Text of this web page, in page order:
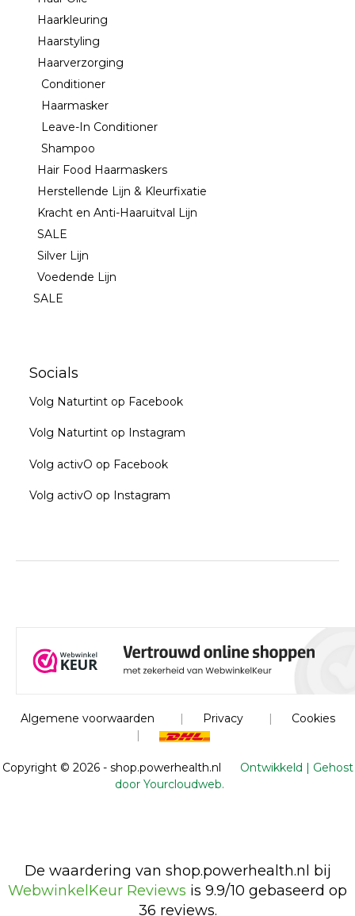
Haarkleuring
Haarstyling
Haarverzorging
Conditioner
Haarmasker
Leave-In Conditioner
Shampoo
Hair Food Haarmaskers
Herstellende Lijn & Kleurfixatie
Kracht en Anti-Haaruitval Lijn
SALE
Silver Lijn
Voedende Lijn
SALE
Socials
Volg Naturtint op Facebook
Volg Naturtint op Instagram
Volg activO op Facebook
Volg activO op Instagram
Algemene voorwaarden Privacy
Cookies
Copyright © 2026 - shop.powerhealth.nl
Ontwikkeld | Gehost
door Yourcloudweb.
De waardering van shop.powerhealth.nl bij
WebwinkelKeur Reviews is 9.9/10 gebaseerd op
36 reviews.